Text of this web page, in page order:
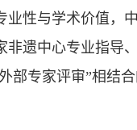
与学术价值，中
非遗中心专业指导
部专家评审”相结